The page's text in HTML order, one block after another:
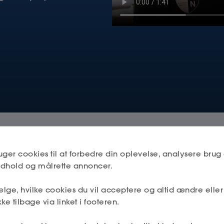
en inspirerende og givende platform
der ønsker at styrke deres
Stig Elversøe, selvstændig medlem
cookies til at forbedre din oplevelse, analysere brug
og målrette annoncer.
hvilke cookies du vil acceptere og altid ændre
tilbage via linket i footeren.